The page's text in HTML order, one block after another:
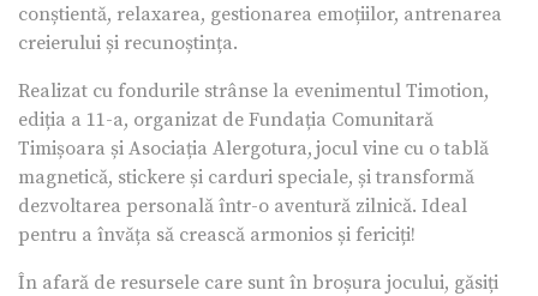
conștientă, relaxarea, gestionarea emoțiilor, antrenarea
creierului și recunoștința.
Realizat cu fondurile strânse la evenimentul Timotion,
ediția a 11-a, organizat de Fundația Comunitară
Timișoara și Asociația Alergotura, jocul vine cu o tablă
magnetică, stickere și carduri speciale, și transformă
dezvoltarea personală într-o aventură zilnică. Ideal
pentru a învăța să crească armonios și fericiți!
În afară de resursele care sunt în broșura jocului, găsiți